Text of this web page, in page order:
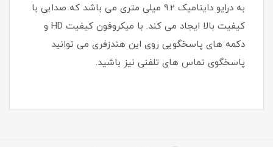
به درایو داینامیک 9.2 میلی متری می باشد که صدایی با
کیفیت بالا ایجاد می کند. با میکروفون کیفیت HD و
دکمه های پاسخگویی روی این هندزفری می توانید
پاسخگوی تماس های تلفنی نیز باشید.